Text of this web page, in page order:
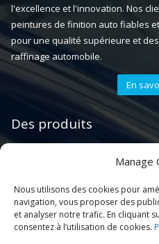
Manage
Nous utilisons des cookies pour
navigation, vous proposer des
et analyser notre trafic. En cliquant
consentez à l’utilisation de cookies.
l'excellence et l'innovation. Nos
peintures de finition auto fiables
pour une qualité supérieure et
raffinage automobile.
En
Des produits
Couche transparente
Automotive
Additifs
Sous-
Pistolet à